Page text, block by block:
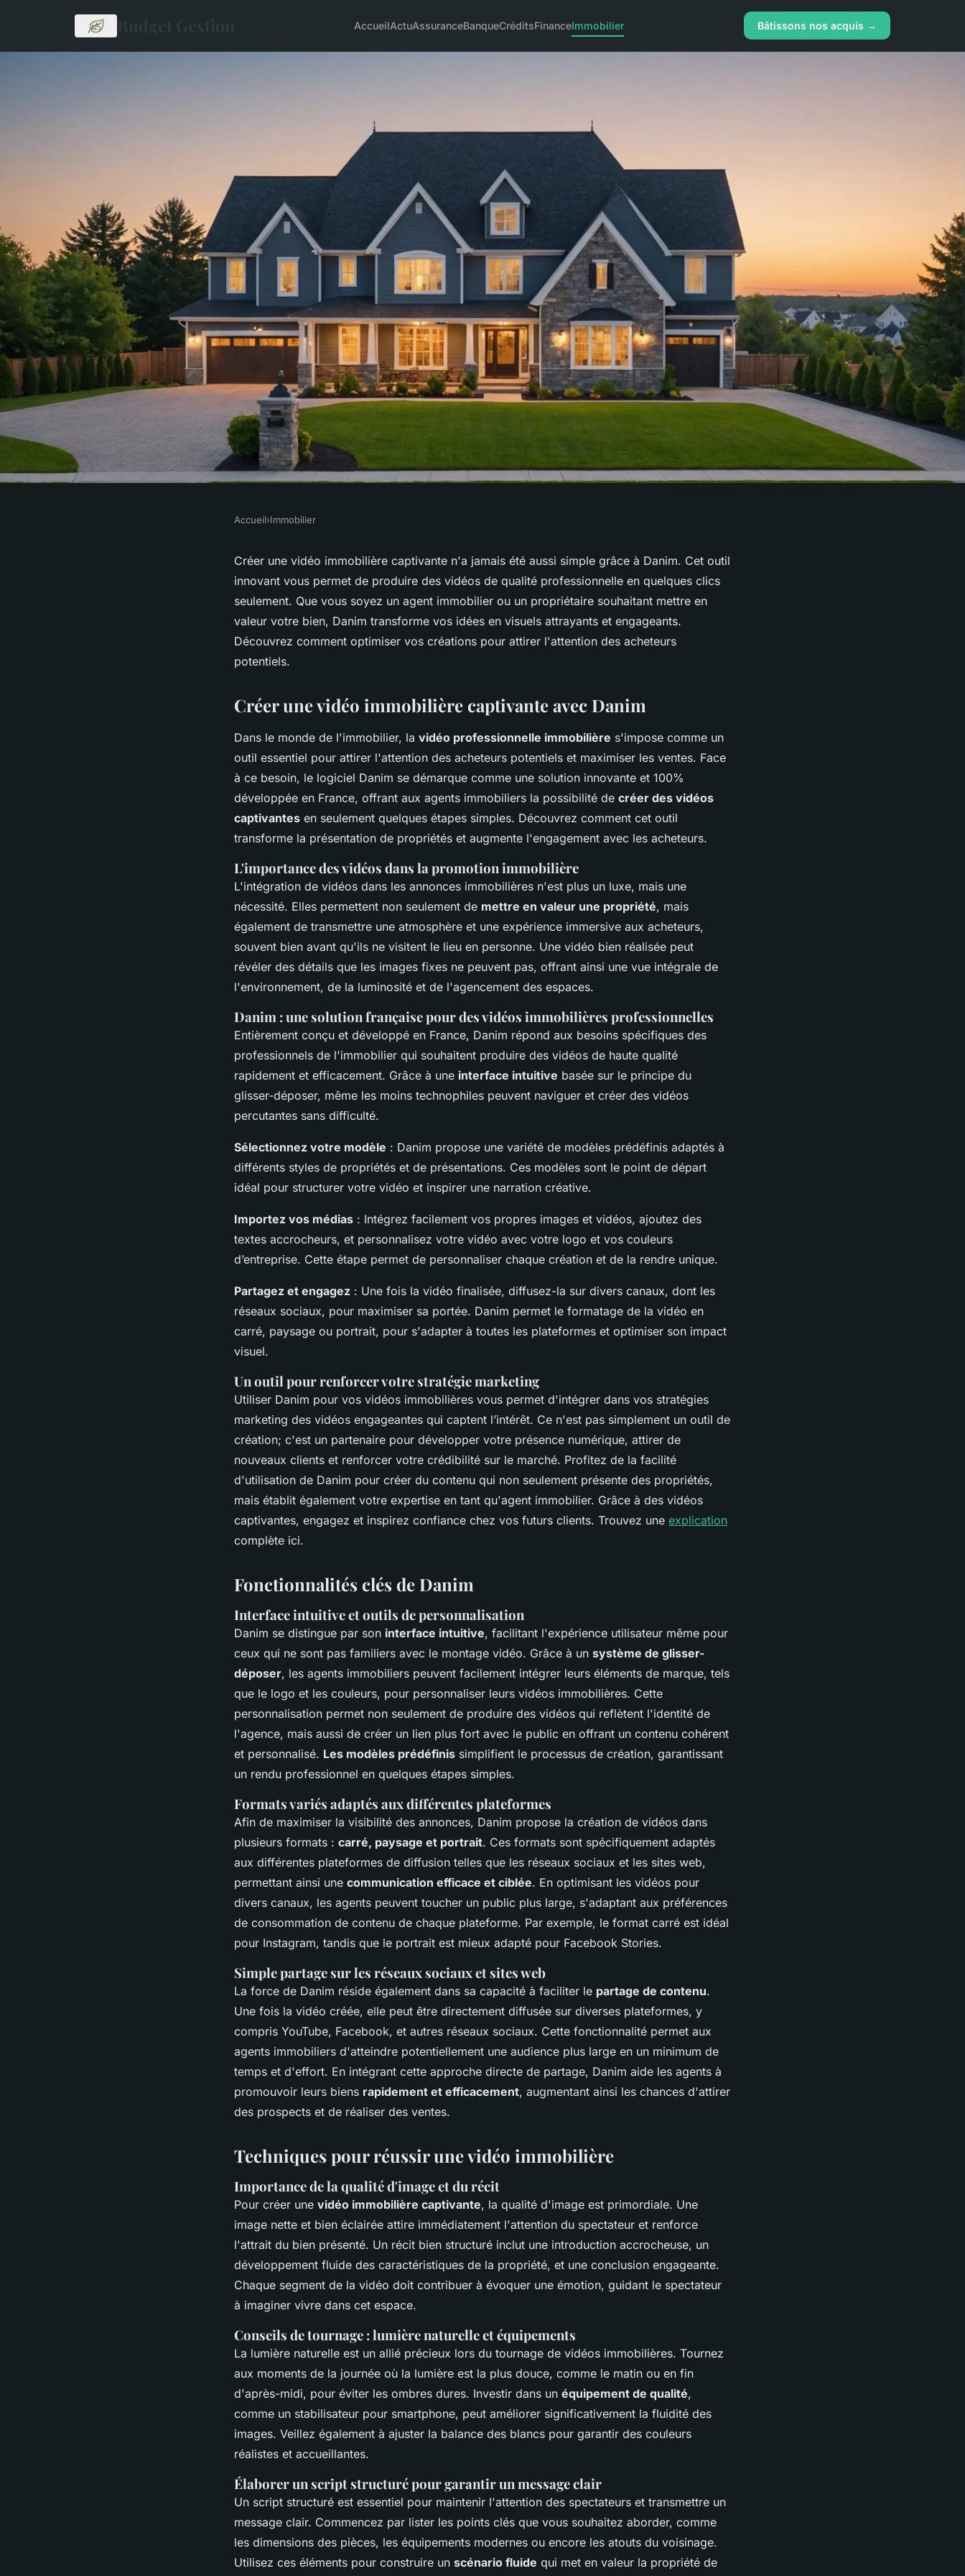
AccueilActuAssuranceBanqueCréditsFinanceImmobilier Bâtissons nos acquis →
Créez une vidéo immobilière
captivante avec danim en quelques
Accueil›Immobilier
Créer une vidéo immobilière captivante n'a jamais été aussi simple grâce à Danim. Cet outil
innovant vous permet de produire des vidéos de qualité professionnelle en quelques clics
seulement. Que vous soyez un agent immobilier ou un propriétaire souhaitant mettre en
valeur votre bien, Danim transforme vos idées en visuels attrayants et engageants.
Découvrez comment optimiser vos créations pour attirer l'attention des acheteurs
potentiels.
Créer une vidéo immobilière captivante avec Danim
Dans le monde de l'immobilier, la vidéo professionnelle immobilière s'impose comme un
outil essentiel pour attirer l'attention des acheteurs potentiels et maximiser les ventes. Face
à ce besoin, le logiciel Danim se démarque comme une solution innovante et 100%
développée en France, offrant aux agents immobiliers la possibilité de créer des vidéos
captivantes en seulement quelques étapes simples. Découvrez comment cet outil
transforme la présentation de propriétés et augmente l'engagement avec les acheteurs.
L'importance des vidéos dans la promotion immobilière
L'intégration de vidéos dans les annonces immobilières n'est plus un luxe, mais une
nécessité. Elles permettent non seulement de mettre en valeur une propriété, mais
également de transmettre une atmosphère et une expérience immersive aux acheteurs,
souvent bien avant qu'ils ne visitent le lieu en personne. Une vidéo bien réalisée peut
révéler des détails que les images fixes ne peuvent pas, offrant ainsi une vue intégrale de
l'environnement, de la luminosité et de l'agencement des espaces.
Danim : une solution française pour des vidéos immobilières professionnelles
Entièrement conçu et développé en France, Danim répond aux besoins spécifiques des
professionnels de l'immobilier qui souhaitent produire des vidéos de haute qualité
rapidement et efficacement. Grâce à une interface intuitive basée sur le principe du
glisser-déposer, même les moins technophiles peuvent naviguer et créer des vidéos
percutantes sans difficulté.
Sélectionnez votre modèle : Danim propose une variété de modèles prédéfinis adaptés à
différents styles de propriétés et de présentations. Ces modèles sont le point de départ
idéal pour structurer votre vidéo et inspirer une narration créative.
Importez vos médias : Intégrez facilement vos propres images et vidéos, ajoutez des
textes accrocheurs, et personnalisez votre vidéo avec votre logo et vos couleurs
d’entreprise. Cette étape permet de personnaliser chaque création et de la rendre unique.
Partagez et engagez : Une fois la vidéo finalisée, diffusez-la sur divers canaux, dont les
réseaux sociaux, pour maximiser sa portée. Danim permet le formatage de la vidéo en
carré, paysage ou portrait, pour s'adapter à toutes les plateformes et optimiser son impact
visuel.
Un outil pour renforcer votre stratégie marketing
Utiliser Danim pour vos vidéos immobilières vous permet d'intégrer dans vos stratégies
marketing des vidéos engageantes qui captent l’intérêt. Ce n'est pas simplement un outil de
création; c'est un partenaire pour développer votre présence numérique, attirer de
nouveaux clients et renforcer votre crédibilité sur le marché. Profitez de la facilité
d'utilisation de Danim pour créer du contenu qui non seulement présente des propriétés,
mais établit également votre expertise en tant qu'agent immobilier. Grâce à des vidéos
captivantes, engagez et inspirez confiance chez vos futurs clients. Trouvez une explication
complète ici.
Fonctionnalités clés de Danim
Interface intuitive et outils de personnalisation
Danim se distingue par son interface intuitive, facilitant l'expérience utilisateur même pour
ceux qui ne sont pas familiers avec le montage vidéo. Grâce à un système de glisser-
déposer, les agents immobiliers peuvent facilement intégrer leurs éléments de marque, tels
que le logo et les couleurs, pour personnaliser leurs vidéos immobilières. Cette
personnalisation permet non seulement de produire des vidéos qui reflètent l'identité de
l'agence, mais aussi de créer un lien plus fort avec le public en offrant un contenu cohérent
et personnalisé. Les modèles prédéfinis simplifient le processus de création, garantissant
un rendu professionnel en quelques étapes simples.
Formats variés adaptés aux différentes plateformes
Afin de maximiser la visibilité des annonces, Danim propose la création de vidéos dans
plusieurs formats : carré, paysage et portrait. Ces formats sont spécifiquement adaptés
aux différentes plateformes de diffusion telles que les réseaux sociaux et les sites web,
permettant ainsi une communication efficace et ciblée. En optimisant les vidéos pour
divers canaux, les agents peuvent toucher un public plus large, s'adaptant aux préférences
de consommation de contenu de chaque plateforme. Par exemple, le format carré est idéal
pour Instagram, tandis que le portrait est mieux adapté pour Facebook Stories.
Simple partage sur les réseaux sociaux et sites web
La force de Danim réside également dans sa capacité à faciliter le partage de contenu.
Une fois la vidéo créée, elle peut être directement diffusée sur diverses plateformes, y
compris YouTube, Facebook, et autres réseaux sociaux. Cette fonctionnalité permet aux
agents immobiliers d'atteindre potentiellement une audience plus large en un minimum de
temps et d'effort. En intégrant cette approche directe de partage, Danim aide les agents à
promouvoir leurs biens rapidement et efficacement, augmentant ainsi les chances d'attirer
des prospects et de réaliser des ventes.
Techniques pour réussir une vidéo immobilière
Importance de la qualité d'image et du récit
Pour créer une vidéo immobilière captivante, la qualité d'image est primordiale. Une
image nette et bien éclairée attire immédiatement l'attention du spectateur et renforce
l'attrait du bien présenté. Un récit bien structuré inclut une introduction accrocheuse, un
développement fluide des caractéristiques de la propriété, et une conclusion engageante.
Chaque segment de la vidéo doit contribuer à évoquer une émotion, guidant le spectateur
à imaginer vivre dans cet espace.
Conseils de tournage : lumière naturelle et équipements
La lumière naturelle est un allié précieux lors du tournage de vidéos immobilières. Tournez
aux moments de la journée où la lumière est la plus douce, comme le matin ou en fin
d'après-midi, pour éviter les ombres dures. Investir dans un équipement de qualité,
comme un stabilisateur pour smartphone, peut améliorer significativement la fluidité des
images. Veillez également à ajuster la balance des blancs pour garantir des couleurs
réalistes et accueillantes.
Élaborer un script structuré pour garantir un message clair
Un script structuré est essentiel pour maintenir l'attention des spectateurs et transmettre un
message clair. Commencez par lister les points clés que vous souhaitez aborder, comme
les dimensions des pièces, les équipements modernes ou encore les atouts du voisinage.
Utilisez ces éléments pour construire un scénario fluide qui met en valeur la propriété de